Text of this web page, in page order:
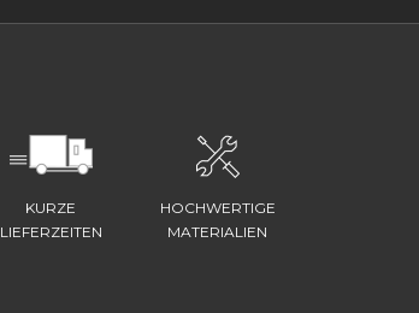
KURZE
LIEFERZEITEN
HOCHWERTIGE
MATERIALIEN